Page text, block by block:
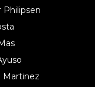
Philipsen
Martinez